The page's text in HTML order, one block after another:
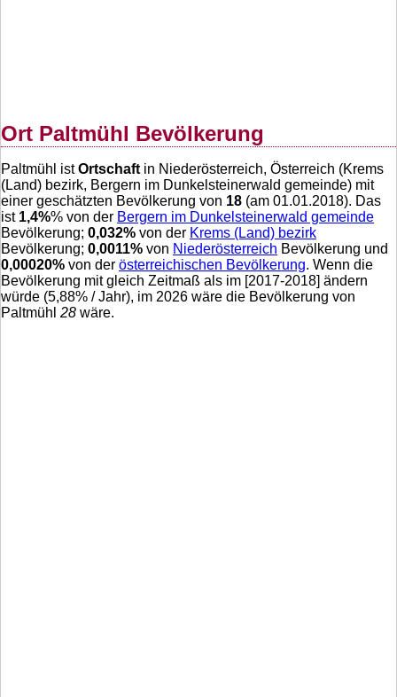
Ort Paltmühl Bevölkerung
Paltmühl istOrtschaft in Niederösterreich, Österreich (Krems
(Land) bezirk, Bergern im Dunkelsteinerwald gemeinde) mit
einer geschätzten Bevölkerung von 18 (am 01.01.2018). Das
ist 1,4%% von der Bergern im Dunkelsteinerwald gemeinde
Bevölkerung; 0,032% von der Krems (Land) bezirk
Bevölkerung; 0,0011% von Niederösterreich Bevölkerung und
0,00020% von der österreichischen Bevölkerung. Wenn die
Bevölkerung mit gleich Zeitmaß als im [2017-2018] ändern
würde (5,88% / Jahr), im 2026 wäre die Bevölkerung von
Paltmühl 28 wäre.